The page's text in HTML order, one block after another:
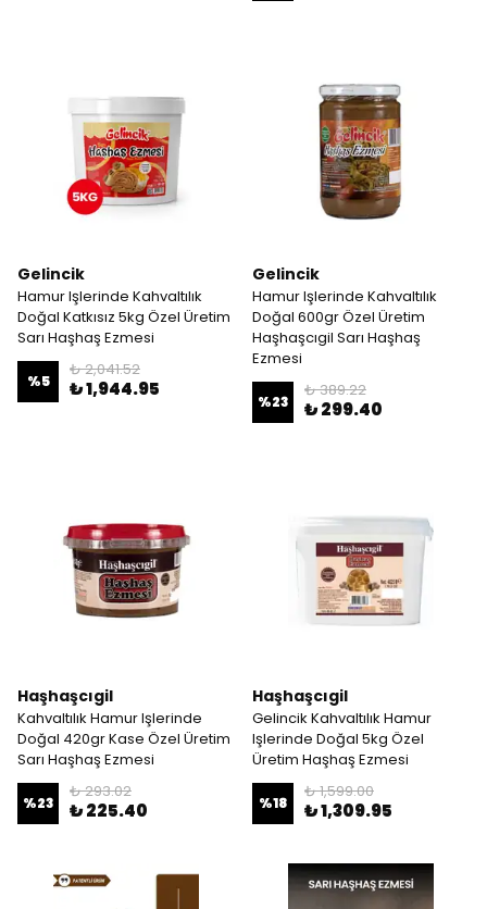
Gelincik
Hamur Işlerinde Kahvaltılık
Doğal Katkısız 5kg Özel Üretim
Sarı Haşhaş Ezmesi
%5
₺ 2,041.52
₺ 1,944.95
Gelincik
Hamur Işlerinde Kahvaltılık
Doğal 600gr Özel Üretim
Haşhaşcıgil Sarı Haşhaş
Ezmesi
%23
₺ 389.22
₺ 299.40
Haşhaşcıgil
Kahvaltılık Hamur Işlerinde
Doğal 420gr Kase Özel Üretim
Sarı Haşhaş Ezmesi
%23
₺ 293.02
₺ 225.40
Haşhaşcıgil
Gelincik Kahvaltılık Hamur
Işlerinde Doğal 5kg Özel
Üretim Haşhaş Ezmesi
%18
₺ 1,599.00
₺ 1,309.95